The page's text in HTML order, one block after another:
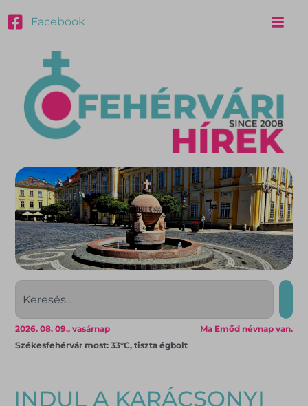
Facebook
Ma Emőd névnap van.
2026. 08. 09., vasárnap
Székesfehérvár most: 33°C, tiszta égbolt
INDUL A KARÁCSONYI